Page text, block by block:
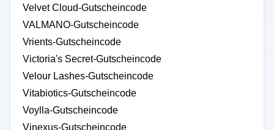
Velvet Cloud-Gutscheincode
VALMANO-Gutscheincode
Vrients-Gutscheincode
Victoria's Secret-Gutscheincode
Velour Lashes-Gutscheincode
Vitabiotics-Gutscheincode
Voylla-Gutscheincode
Vinexus-Gutscheincode